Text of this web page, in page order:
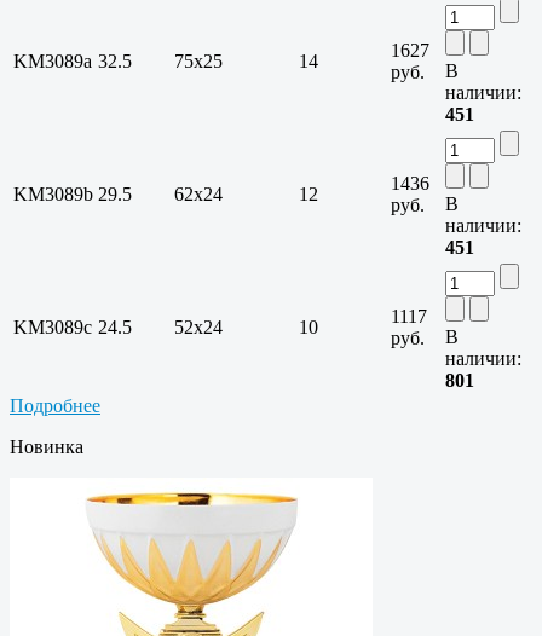
KM3089a 32.5 75х25 14
1627
руб.
В
наличии:
451
KM3089b 29.5 62х24 12
1436
руб.
В
наличии:
451
KM3089c 24.5 52х24 10
1117
руб.
В
наличии:
801
Подробнее
Новинка